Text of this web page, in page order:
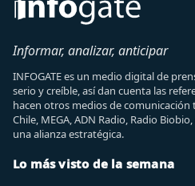
Informar, analizar, anticipar
INFOGATE es un medio digital de
serio y creíble, así dan cuenta las
hacen otros medios de comunicación
Chile, MEGA, ADN Radio, Radio
una alianza estratégica.
Lo más visto de la semana